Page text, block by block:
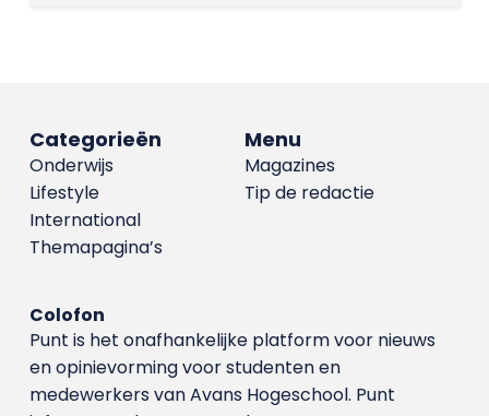
Menu
Magazines
Tip de redactie
Categorieën
Onderwijs
Lifestyle
International
Themapagina’s
Colofon
Punt is het onafhankelijke platform voor nieuws
en opinievorming voor studenten en
medewerkers van Avans Hoge­school. Punt